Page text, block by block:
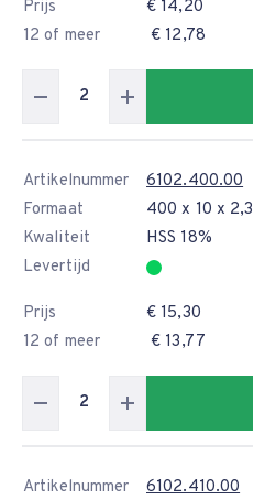
Prijs
€ 14,20
12 of meer
€ 12,78
Artikelnummer
6102.400.00
Formaat
400 x 10 x 2,3
Kwaliteit
HSS 18%
Levertijd
Prijs
€ 15,30
12 of meer
€ 13,77
Artikelnummer
6102.410.00